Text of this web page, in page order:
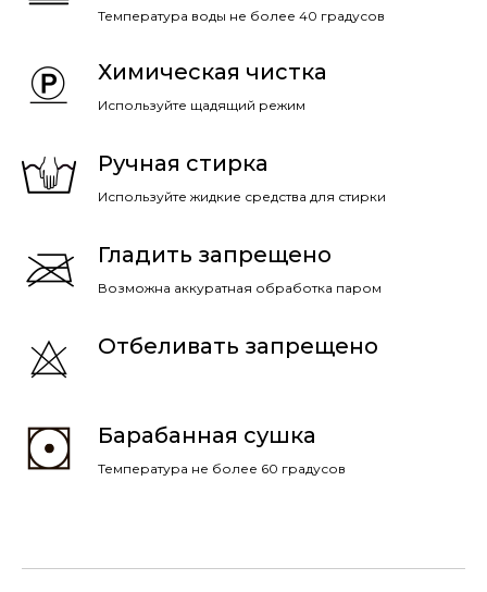
Температура воды не более 40 градусов
Химическая чистка
Используйте щадящий режим
Ручная стирка
Используйте жидкие средства для стирки
Гладить запрещено
Возможна аккуратная обработка паром
Отбеливать запрещено
Барабанная сушка
Температура не более 60 градусов